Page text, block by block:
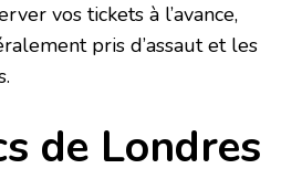
vos tickets à l’avance,
pris d’assaut et les
de Londres